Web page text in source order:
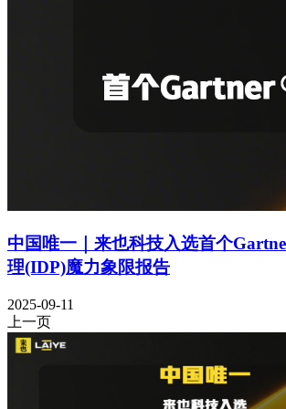
中国唯一｜来也科技入选首个
理(IDP)魔力象限报告
2025-09-11
上一页